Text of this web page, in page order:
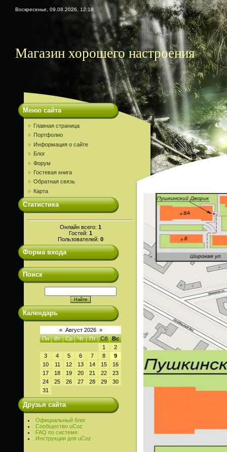
Воскресенье, 09.08.2026, 12:18
Магазин хорошего настроения
Меню сайта
Главная страница
Портфолио
Информация о сайте
Блог
Форум
Гостевая книга
Обратная связь
Карта
Статистика
Онлайн всего: 1
Гостей: 1
Пользователей: 0
Форма входа
Поиск
Календарь
« Август 2026 »
Пн
Вт Ср Чт Пт Сб
Вс
1
2
3
4 5 6 7 8
9
10
11 12 13 14 15
16
17
18 19 20 21 22
23
24
25 26 27 28 29
30
31
Друзья сайта
Официальный блог
Сообщество uCoz
FAQ по системе
Инструкции для uCoz